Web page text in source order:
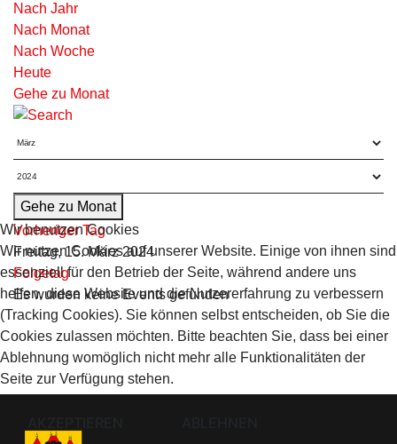
Nach Jahr
Nach Monat
Nach Woche
Heute
Gehe zu Monat
Gehe zu Monat
Vorheriger Tag
Freitag, 15. März 2024
Folgetag
Es wurden keine Events gefunden
Wir benutzen Cookies
Wir nutzen Cookies auf unserer Website. Einige von ihnen sind
essenziell für den Betrieb der Seite, während andere uns
helfen, diese Website und die Nutzererfahrung zu verbessern
(Tracking Cookies). Sie können selbst entscheiden, ob Sie die
Cookies zulassen möchten. Bitte beachten Sie, dass bei einer
Ablehnung womöglich nicht mehr alle Funktionalitäten der
Seite zur Verfügung stehen.